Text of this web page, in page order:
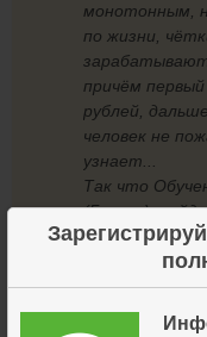
монотонным,
по жизни,
причём
рублей,
человек не
узнает...
Так что
(Грааль),
Лично для
ей и Артёму
спасения